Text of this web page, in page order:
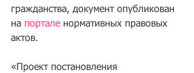
гражданства, документ опубликован
на портале нормативных правовых
актов.
«Проект постановления